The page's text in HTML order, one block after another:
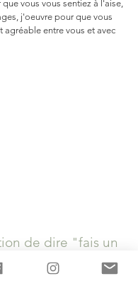
vous vous sentiez à l'aise,
j'oeuvre pour que vous
agréable entre vous et avec
de dire "fais un
la dame" !
les enfants, je conseille de